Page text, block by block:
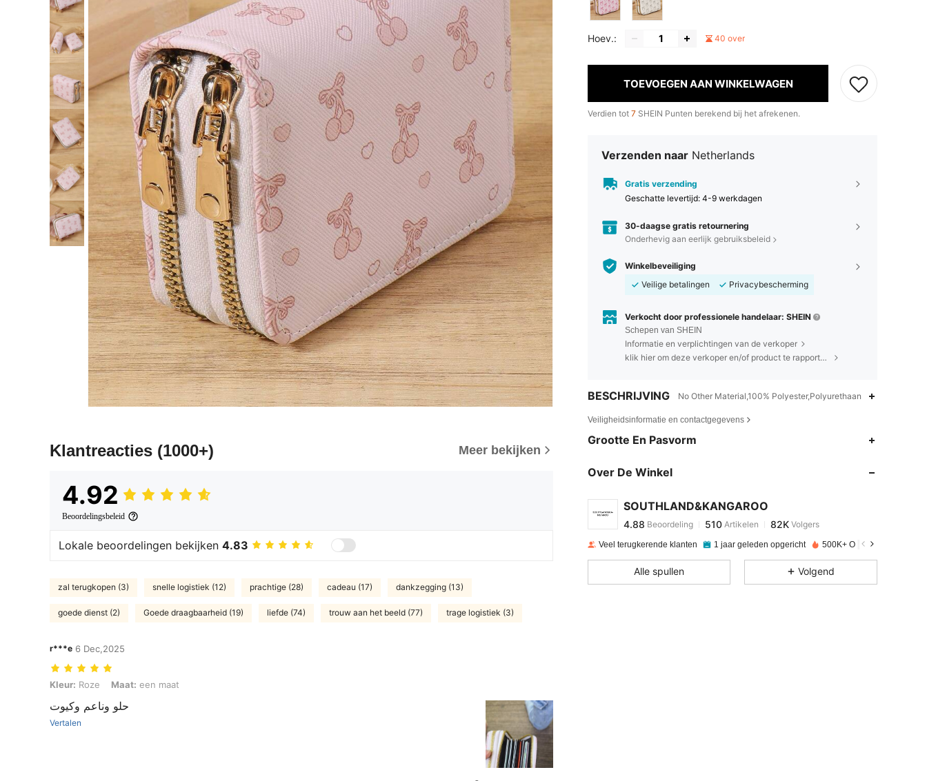
Klantreacties (1000+) Meer bekijken
4.92
Beoordelingsbeleid
Lokale beoordelingen bekijken 4.83
zal terugkopen (3) snelle logistiek (12) prachtige (28) cadeau (17) dankzegging (13)
goede dienst (2) Goede draagbaarheid (19) liefde (74) trouw aan het beeld (77) trage logistiek (3)
r***e 6 Dec,2025
Kleur: Roze, Maat: een maat
Kleur: Roze Maat: een maat
حلو وناعم وكيوت
Vertalen
Hoev.: 40 over
TOEVOEGEN AAN WINKELWAGEN
Verdien tot 7 SHEIN Punten berekend bij het afrekenen.
Verzenden naar Netherlands
Gratis verzending
Geschatte levertijd: 4-9 werkdagen
30-daagse gratis retournering
Onderhevig aan eerlijk gebruiksbeleid
Winkelbeveiliging
Veilige betalingen
Privacybescherming
Verkocht door professionele handelaar: SHEIN
Schepen van SHEIN
Informatie en verplichtingen van de verkoper
klik hier om deze verkoper en/of product te rapporteren.
BESCHRIJVING No Other Material,100% Polyester,Polyurethaan
Veiligheidsinformatie en contactgegevens
Grootte En Pasvorm
Over De Winkel
SOUTHLAND&KANGAROO
4.88
a***3betaalde1 dag geleden
Veel terugkerende klanten 1 jaar geleden opgericht 500K+ Onlangs verkocht
Alle spullen Volgend